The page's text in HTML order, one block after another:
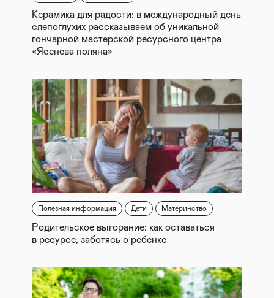
Керамика для радости: в международный день
слепоглухих рассказываем об уникальной
гончарной мастерской ресурсного центра
«Ясенева поляна»
Полезная информация Дети Материнство
Родительское выгорание: как оставаться
в ресурсе, заботясь о ребенке